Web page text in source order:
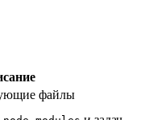
файлы